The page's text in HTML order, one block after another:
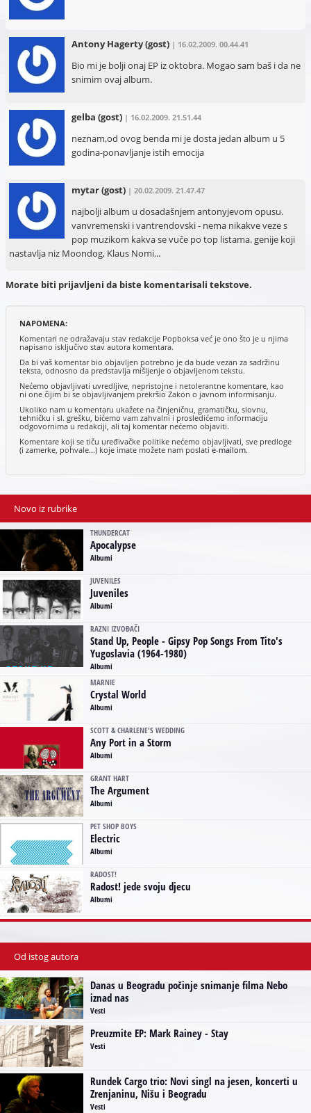
Antony Hagerty(gost) | 16.02.2009. 00.44.41
Bio mi je bolji onaj EP iz oktobra. Mogao sam baš i da ne
snimim ovaj album.
gelba (gost) | 16.02.2009. 21.51.44
neznam,od ovog benda mi je dosta jedan album u 5
godina-ponavljanje istih emocija
mytar(gost) | 20.02.2009. 21.47.47
najbolji album u dosadašnjem antonyjevom opusu.
vanvremenski i vantrendovski - nema nikakve veze s
pop muzikom kakva se vuče po top listama. genije koji
nastavlja niz Moondog, Klaus Nomi...
Morate biti prijavljeni da biste komentarisali tekstove.
NAPOMENA:
Komentari ne odražavaju stav redakcije Popboksa već je ono što je u njima
napisano isključivo stav autora komentara.
Da bi vaš komentar bio objavljen potrebno je da bude vezan za sadržinu
teksta, odnosno da predstavlja mišljenje o objavljenom tekstu.
Nećemo objavljivati uvredljive, nepristojne i netolerantne komentare, kao
ni one čijim bi se objavljivanjem prekršio Zakon o javnom informisanju.
Ukoliko nam u komentaru ukažete na činjeničnu, gramatičku, slovnu,
tehničku i sl. grešku, bićemo vam zahvalni i prosledićemo informaciju
odgovornima u redakciji, ali taj komentar nećemo objaviti.
Komentare koji se tiču uređivačke politike nećemo objavljivati, sve predloge
(i zamerke, pohvale...) koje imate možete nam poslatie-mailom.
Novo iz rubrike
THUNDERCAT
Apocalypse
Albumi
JUVENILES
Juveniles
Albumi
RAZNI IZVOĐAČI
Stand Up, People - Gipsy Pop Songs From Tito's
Yugoslavia (1964-1980)
Albumi
MARNIE
Crystal World
Albumi
SCOTT & CHARLENE'S WEDDING
Any Port in a Storm
Albumi
GRANT HART
The Argument
Albumi
PET SHOP BOYS
Electric
Albumi
RADOST!
Radost! jede svoju djecu
Albumi
Od istog autora
Danas u Beogradu počinje snimanje filma Nebo
iznad nas
Vesti
Preuzmite EP: Mark Rainey - Stay
Vesti
Rundek Cargo trio: Novi singl na jesen, koncerti u
Zrenjaninu, Nišu i Beogradu
Vesti